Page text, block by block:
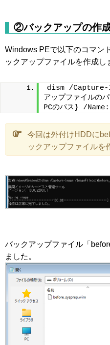
②バックアップの作
Windows PEで以下のコマン
ックアップファイルを作成し
dism /Capture-
アップファイル
PCのパス} /
今回は外付けHDDに
ックアップファイルを
バックアップファイル「
ました。